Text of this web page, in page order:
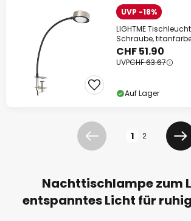
UVP -18%
LIGHTME
Schraube,
CHF 51.90
UVPCHF 63.67
Auf Lager
Zurück 1 2
Nachttischlampe zum
entspanntes Licht für